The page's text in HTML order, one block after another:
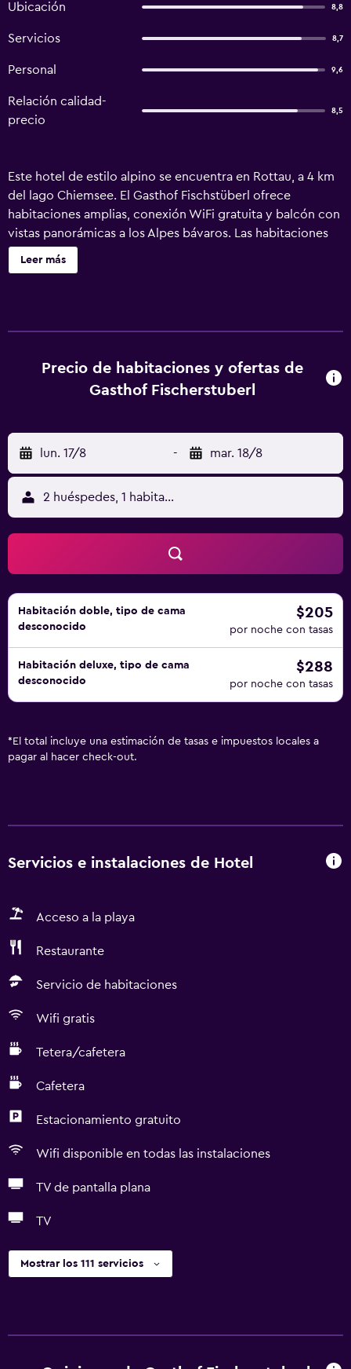
Ubicación 8,8
Servicios 8,7
Personal 9,6
Relación calidad-
precio
8,5
Este hotel de estilo alpino se encuentra en Rottau, a 4 km
del lago Chiemsee. El Gasthof Fischstüberl ofrece
habitaciones amplias, conexión WiFi gratuita y balcón con
vistas panorámicas a los Alpes bávaros. Las habitaciones
del Gasthof Fischstüberl, de gestión familiar, presentan
una decoración de estilo rural con muebles de madera de
temporada, como pescado fresco del lago Chiemsee. Los
huéspedes podrán relajarse en la encantadora terraza con
en la región de Chiemgau. Hay una sauna privada en el
balcón de algunas habitaciones (suite, habitación familiar,
uno de los dos apartamentos con vistas a la montaña). La
sauna comporta un suplemento de 18 EUR por día. El
Gasthof Fischerstüberl ofrece aparcamiento gratuito. Se
encuentra a 25 minutos de Rosenheim y a 40 minutos en
coche de la ciudad austriaca de Salzburgo.
Leer más
Precio de habitaciones y ofertas de
Gasthof Fischerstuberl
lun. 17/8 - mar. 18/8
2 huéspedes, 1 habitación
Habitación doble, tipo de cama
desconocido
$205
por noche con tasas
Habitación deluxe, tipo de cama
desconocido
$288
por noche con tasas
* El total incluye una estimación de tasas e impuestos locales a
pagar al hacer check-out.
Servicios e instalaciones de Hotel
Acceso a la playa
Restaurante
Servicio de habitaciones
Wifi gratis
Tetera/cafetera
Cafetera
Estacionamiento gratuito
Wifi disponible en todas las instalaciones
TV de pantalla plana
TV
Mostrar los 111 servicios